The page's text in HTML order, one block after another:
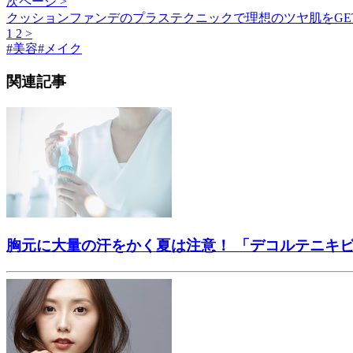
クッションファンデのプラステクニックで理想のツヤ肌を
1 2 >
#美容# メイク
関連記事
胸元に大量の汗をかく夏は注意！ 「デコルテニキ